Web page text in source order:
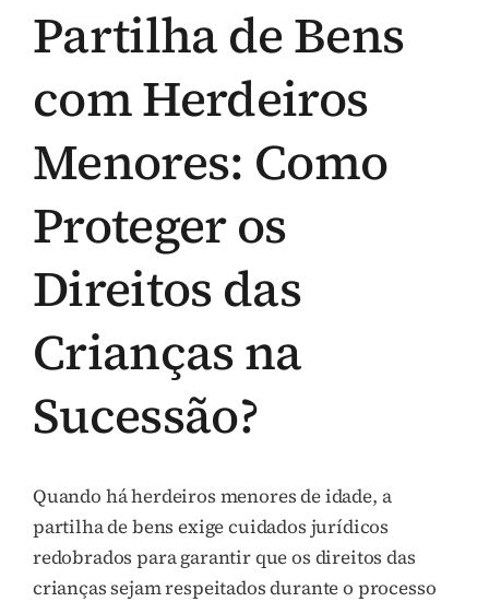
Partilha de Bens
com Herdeiros
Menores: Como
Proteger os
Direitos das
Crianças na
Sucessão?
Quando há herdeiros menores de idade, a
partilha de bens exige cuidados jurídicos
redobrados para garantir que os direitos das
crianças sejam respeitados durante o processo